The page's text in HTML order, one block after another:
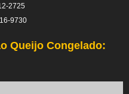
2725
9730
Queijo Congelado: